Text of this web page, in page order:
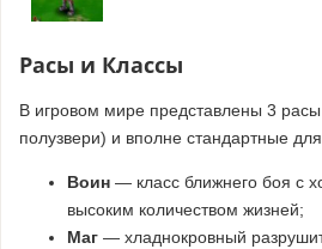
Расы и Классы
В игровом мире представлены 3
полузвери) и вполне стандартные
Воин — класс ближнего боя с
высоким количеством жизней;
Маг — хладнокровный